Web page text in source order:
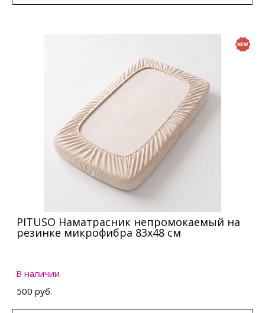
PITUSO Наматрасник непромокаемый на
резинке микрофибра 83х48 см
В наличии
500 руб.